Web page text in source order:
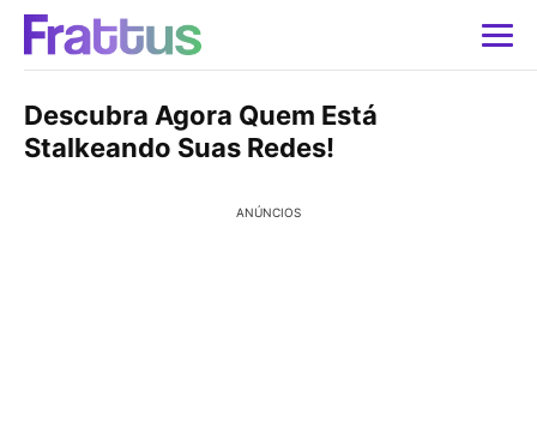
Descubra Agora Quem Está
Stalkeando Suas Redes!
ANÚNCIOS